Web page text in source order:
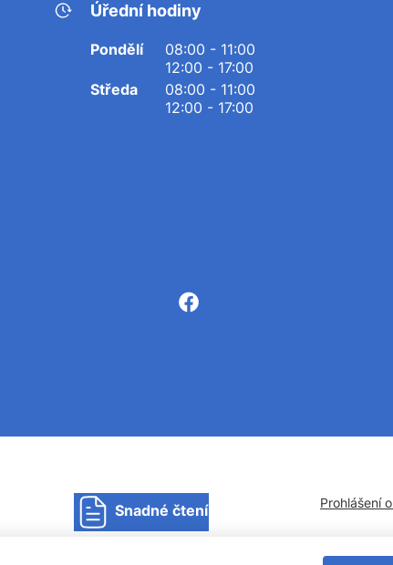
Úřední hodiny
Pondělí
08:00 - 11:00
12:00 - 17:00
Středa
08:00 - 11:00
12:00 - 17:00
Snadné čtení Prohlášení